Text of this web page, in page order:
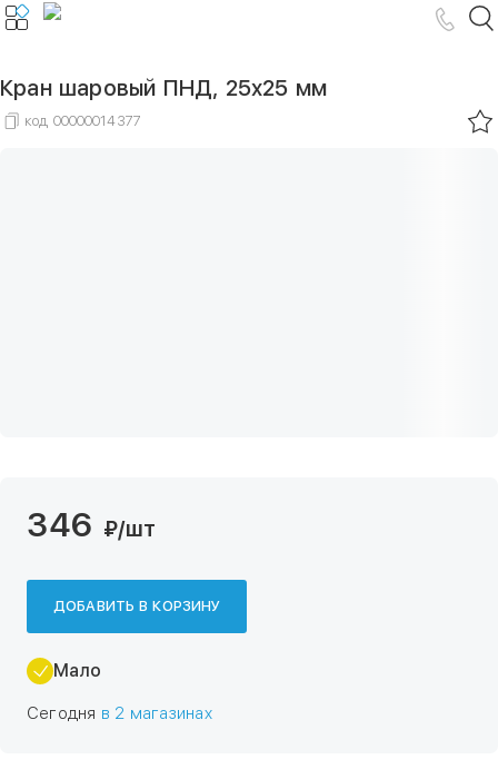
Кран шаровый ПНД, 25х25 мм
код 00000014377
346 ₽/шт
ДОБАВИТЬ В КОРЗИНУ
Мало
Сегодня в 2 магазинах